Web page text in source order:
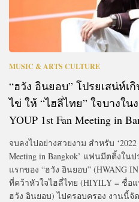
MUSIC & ARTS CULTURE
“ฮวัง อินยอบ” โปรยเสน่ห์เ
ไข่ ให้ “ไฮลี่ไทย” ใจบางใน
YOUP 1st Fan Meeting in
จบลงไปอย่างสวยงาม สำหรับ ‘2022
Meeting in Bangkok’ แฟนมีตติ้งใน
แรกของ “ฮวัง อินยอบ” (HWANG
ที่คว้าหัวใจไฮลี่ไทย (HIYILY = ชื่อ
ฮวัง อินยอบ) ไปครอบครอง งานนี้จั